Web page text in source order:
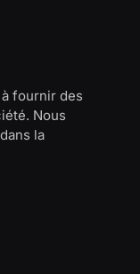
fournir des
Nous
la